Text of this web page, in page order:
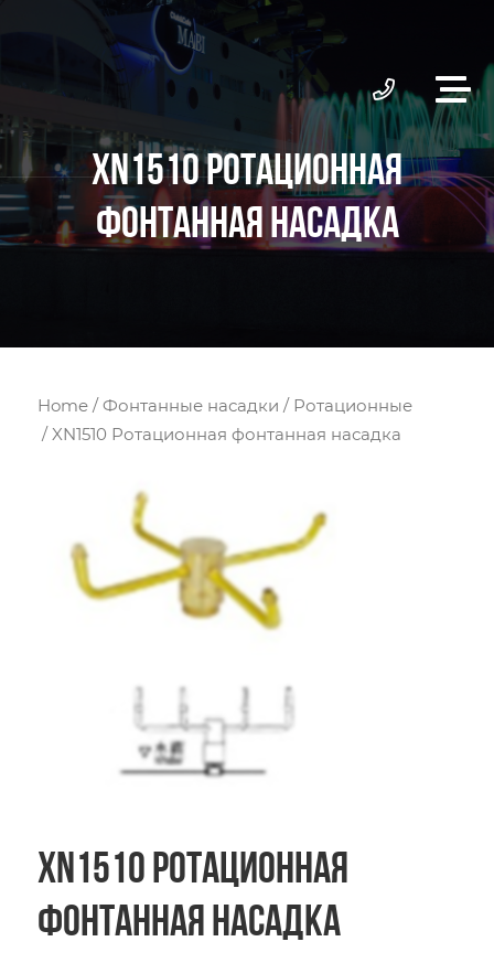
XN1510 РОТАЦИОННАЯ
ФОНТАННАЯ НАСАДКА
Home /Фонтанные насадки / Ротационные
/ XN1510 Ротационная фонтанная насадка
XN1510 Ротационная
фонтанная насадка